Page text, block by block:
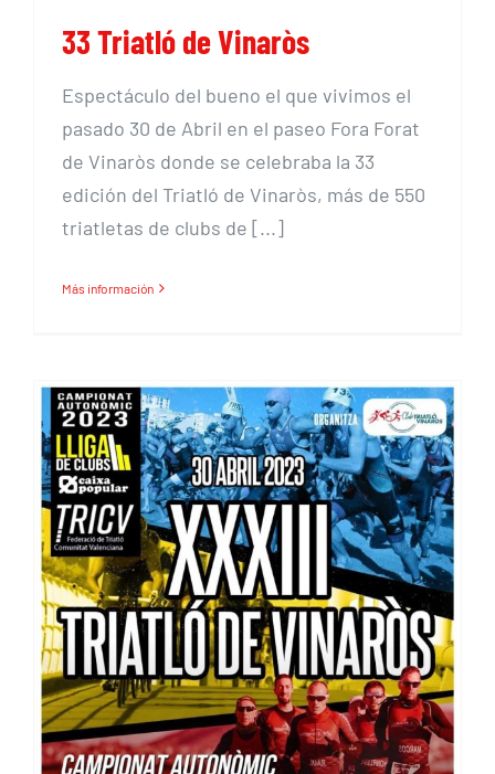
33 Triatló de Vinaròs
Espectáculo del bueno el que vivimos el
pasado 30 de Abril en el paseo Fora Forat
de Vinaròs donde se celebraba la 33
edición del Triatló de Vinaròs, más de 550
triatletas de clubs de [...]
Más información
XXXIII Triatló de Vinaròs